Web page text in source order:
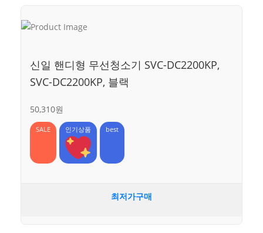
신일 핸디형 무선청소기 SVC-DC2200KP,
SVC-DC2200KP, 블랙
50,310원
SALE 인기상품 best
최저가구매